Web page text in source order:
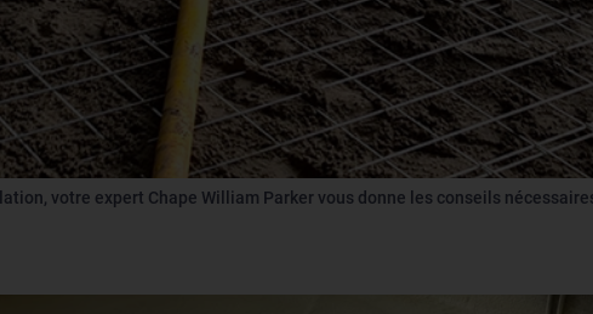
votre expert Chape William Parker vous donne les conseils